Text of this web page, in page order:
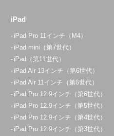
iPad
iPad Pro 11インチ（M4）
iPad mini（第7世代）
iPad（第11世代）
iPad Air 13インチ（第6世代）
iPad Air 11インチ（第6世代）
iPad Pro 12.9インチ（第6世代）
iPad Pro 12.9インチ（第5世代）
iPad Pro 12.9インチ（第4世代）
iPad Pro 12.9インチ（第3世代）